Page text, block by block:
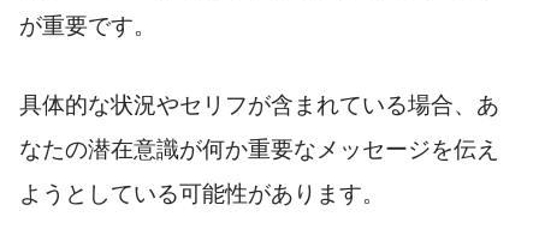
が重要です。
具体的な状況やセリフが含まれている場合、あ
なたの潜在意識が何か重要なメッセージを伝え
ようとしている可能性があります。